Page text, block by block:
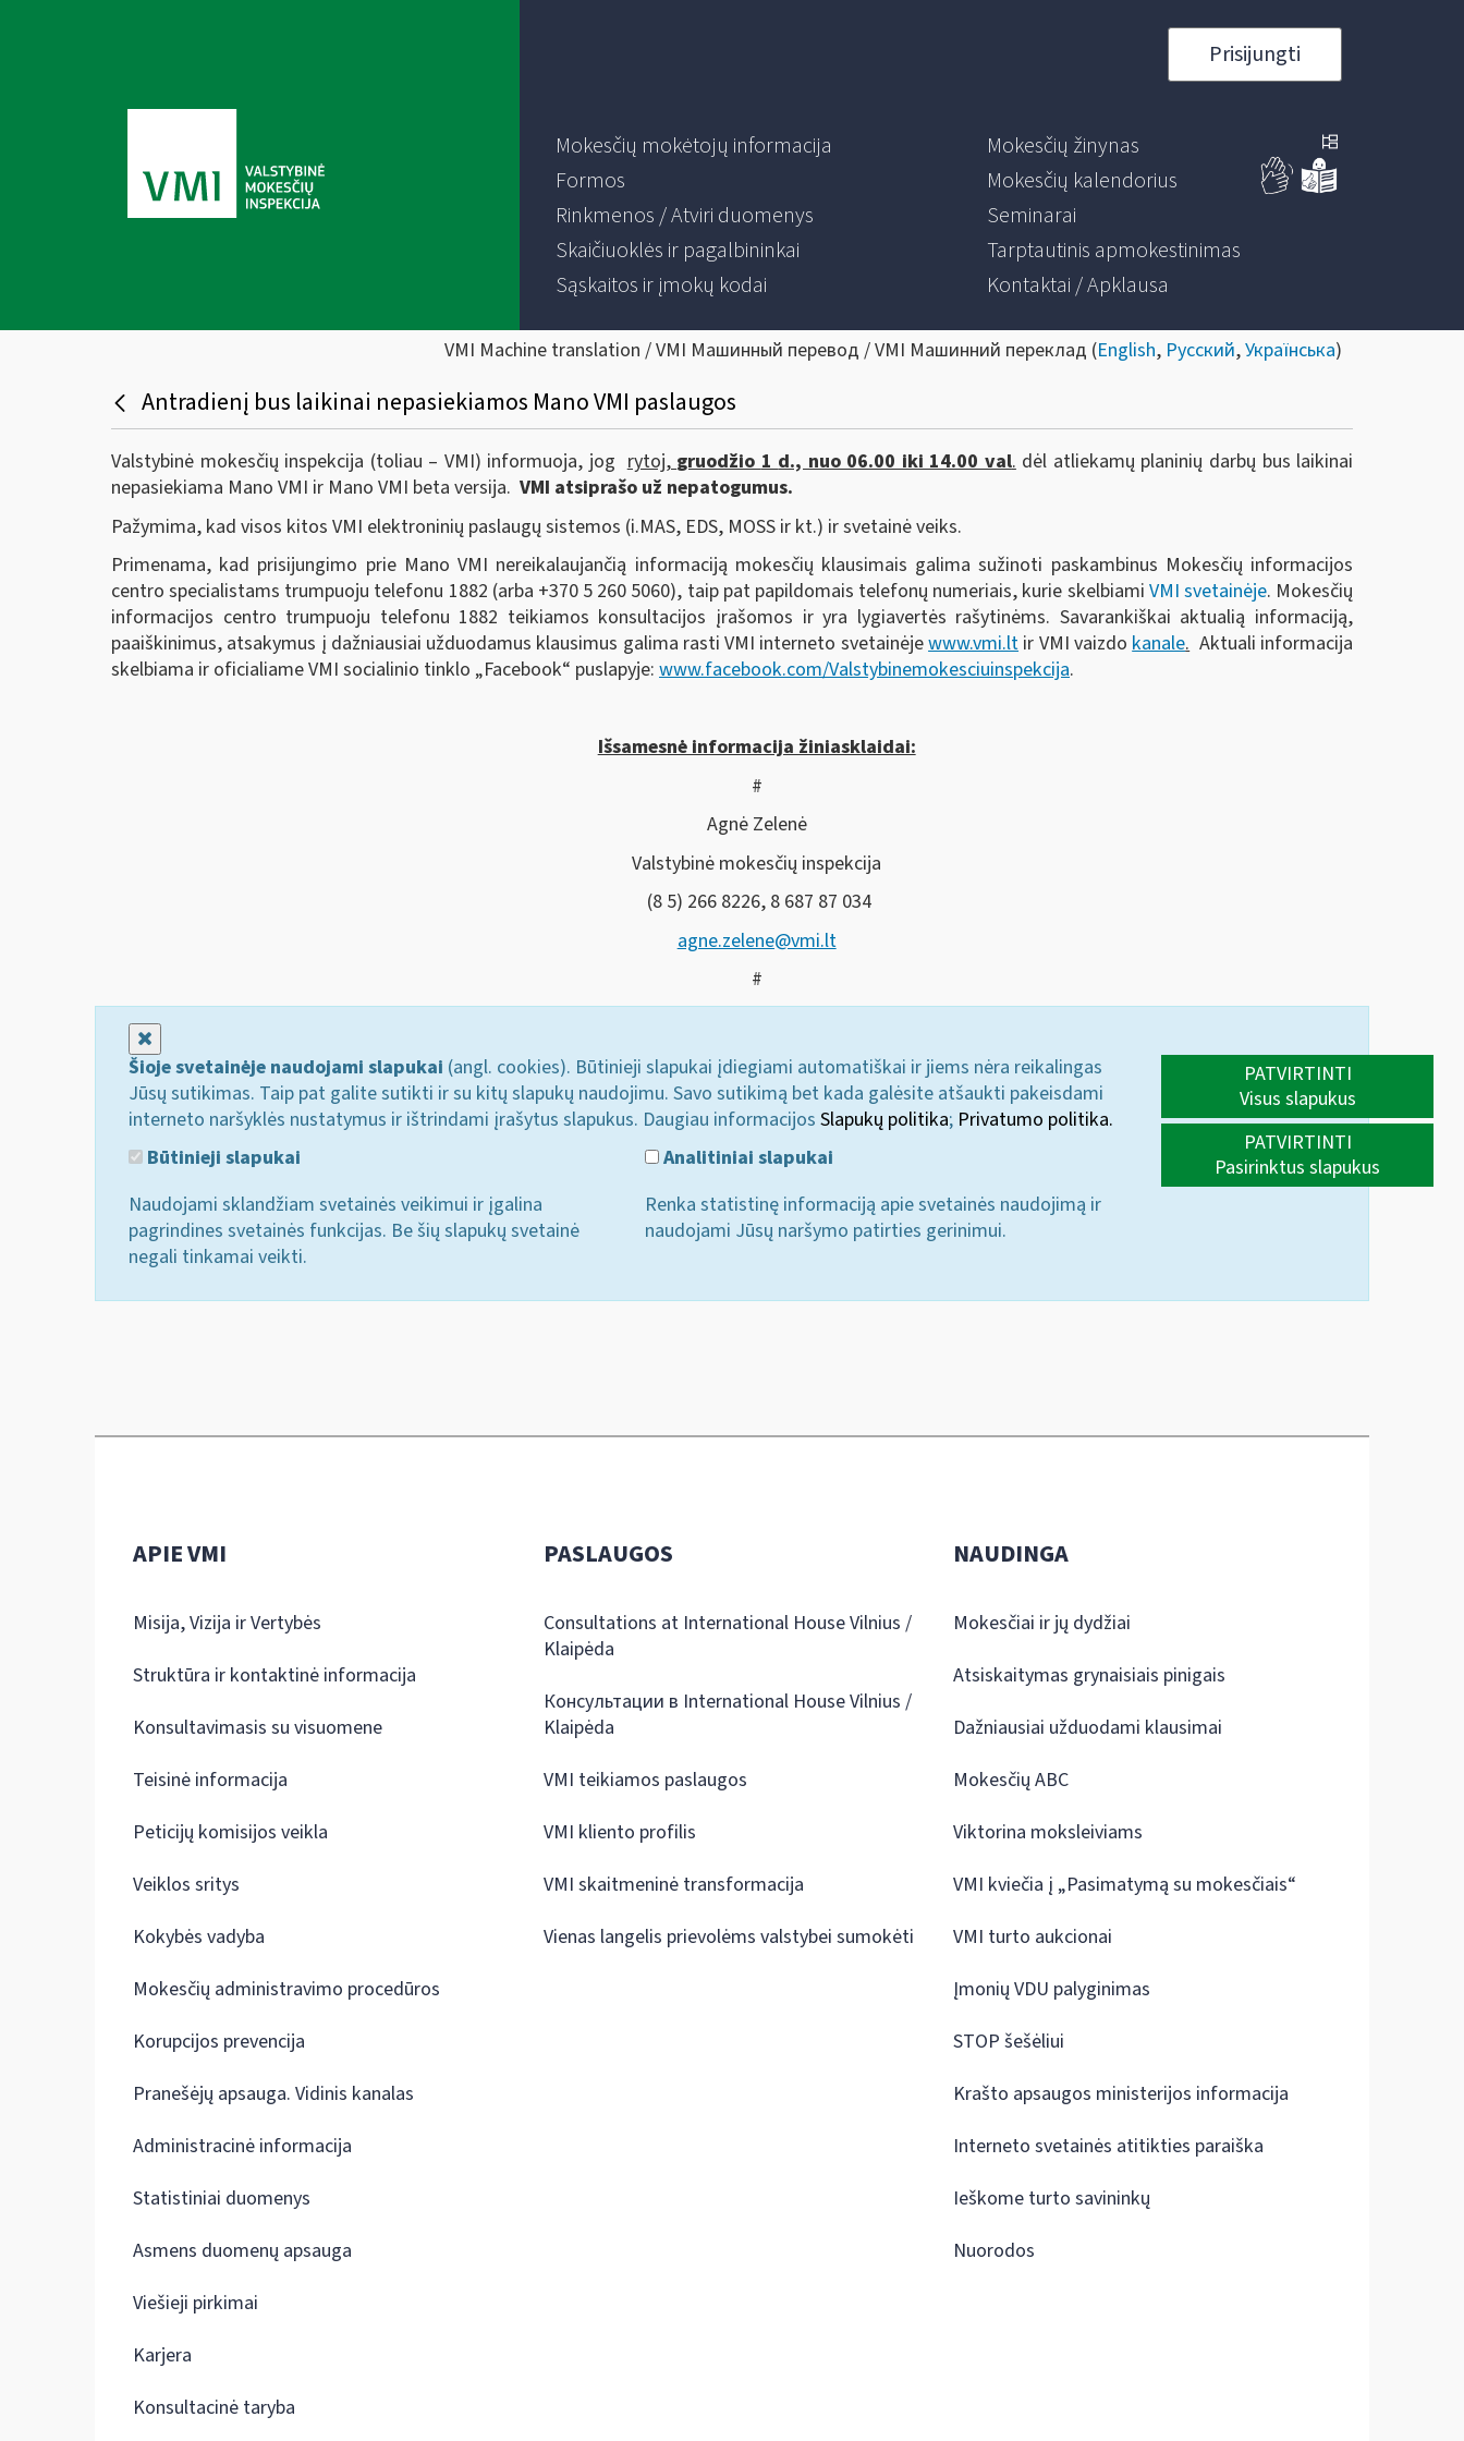
Prisijungti
Mokesčių mokėtojų informacija
Formos
Rinkmenos / Atviri duomenys
Skaičiuoklės ir pagalbininkai
Sąskaitos ir įmokų kodai
Mokesčių žinynas
Mokesčių kalendorius
Seminarai
Tarptautinis apmokestinimas
Kontaktai / Apklausa
VMI Machine translation / VMI Машинный перевод / VMI Машинний переклад (English, Русский,Українська)
Antradienį bus laikinai nepasiekiamos Mano VMI paslaugos
Valstybinė mokesčių inspekcija (toliau – VMI) informuoja, jogrytoj,gruodžio1d., nuo 06.00 iki 14.00 val.dėl atliekamų planinių darbų bus laikinai
nepasiekiama Mano VMI ir Mano VMI beta versija. VMI atsiprašo už nepatogumus.
Pažymima, kad visos kitos VMI elektroninių paslaugų sistemos (i.MAS, EDS, MOSS ir kt.) ir svetainė veiks.
Primenama, kad prisijungimo prie Mano VMI nereikalaujančią informaciją mokesčių klausimais galima sužinoti paskambinus Mokesčių informacijos
centro specialistams trumpuoju telefonu 1882 (arba +370 5 260 5060), taip pat papildomais telefonų numeriais, kurie skelbiami VMI svetainėje. Mokesčių
informacijos centro trumpuoju telefonu 1882 teikiamos konsultacijos įrašomos ir yra lygiavertės rašytinėms. Savarankiškai aktualią informaciją,
paaiškinimus, atsakymus į dažniausiai užduodamus klausimus galima rasti VMI interneto svetainėjewww.vmi.lt ir VMI vaizdokanale.Aktuali informacija
skelbiama ir oficialiame VMI socialinio tinklo „Facebook“ puslapyje: www.facebook.com/Valstybinemokesciuinspekcija.
Išsamesnė informacija žiniasklaidai:
#
Agnė Zelenė
Valstybinė mokesčių inspekcija
(8 5) 266 8226, 8 687 87 034
agne.zelene@vmi.lt
#
Šioje svetainėje naudojami slapukai (angl. cookies). Būtinieji slapukai įdiegiami automatiškai ir jiems nėra reikalingas
Jūsų sutikimas. Taip pat galite sutikti ir su kitų slapukų naudojimu. Savo sutikimą bet kada galėsite atšaukti pakeisdami
interneto naršyklės nustatymus ir ištrindami įrašytus slapukus. Daugiau informacijos Slapukų politika; Privatumo politika.
Būtinieji slapukai
Naudojami sklandžiam svetainės veikimui ir įgalina
pagrindines svetainės funkcijas. Be šių slapukų svetainė
negali tinkamai veikti.
Analitiniai slapukai
Renka statistinę informaciją apie svetainės naudojimą ir
naudojami Jūsų naršymo patirties gerinimui.
PATVIRTINTI
Visus slapukus
PATVIRTINTI
Pasirinktus slapukus
APIE VMI
Misija, Vizija ir Vertybės
Struktūra ir kontaktinė informacija
Konsultavimasis su visuomene
Teisinė informacija
Peticijų komisijos veikla
Veiklos sritys
Kokybės vadyba
Mokesčių administravimo procedūros
Korupcijos prevencija
Pranešėjų apsauga. Vidinis kanalas
Administracinė informacija
Statistiniai duomenys
Asmens duomenų apsauga
Viešieji pirkimai
Karjera
Konsultacinė taryba
PASLAUGOS
Consultations at International House Vilnius /
Klaipėda
Консультации в International House Vilnius /
Klaipėda
VMI teikiamos paslaugos
VMI kliento profilis
VMI skaitmeninė transformacija
Vienas langelis prievolėms valstybei sumokėti
NAUDINGA
Mokesčiai ir jų dydžiai
Atsiskaitymas grynaisiais pinigais
Dažniausiai užduodami klausimai
Mokesčių ABC
Viktorina moksleiviams
VMI kviečia į „Pasimatymą su mokesčiais“
VMI turto aukcionai
Įmonių VDU palyginimas
STOP šešėliui
Krašto apsaugos ministerijos informacija
Interneto svetainės atitikties paraiška
Ieškome turto savininkų
Nuorodos